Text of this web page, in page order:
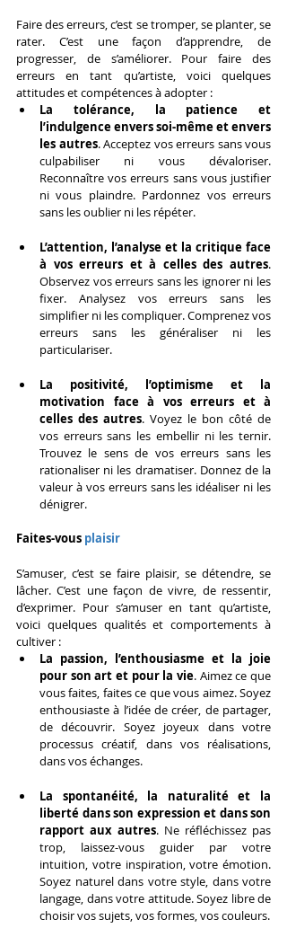
Faire des erreurs, c’est se tromper, se planter, se
rater. C’est une façon d’apprendre, de
progresser, de s’améliorer. Pour faire des
erreurs en tant qu’artiste, voici quelques
attitudes et compétences à adopter :
La tolérance, la patience et
l’indulgence envers soi-même et envers
les autres. Acceptez vos erreurs sans vous
culpabiliser ni vous dévaloriser.
Reconnaître vos erreurs sans vous justifier
ni vous plaindre. Pardonnez vos erreurs
sans les oublier ni les répéter.
L’attention, l’analyse et la critique face
à vos erreurs et à celles des autres.
Observez vos erreurs sans les ignorer ni les
fixer. Analysez vos erreurs sans les
simplifier ni les compliquer. Comprenez vos
erreurs sans les généraliser ni les
particulariser.
La positivité, l’optimisme et la
motivation face à vos erreurs et à
celles des autres. Voyez le bon côté de
vos erreurs sans les embellir ni les ternir.
Trouvez le sens de vos erreurs sans les
rationaliser ni les dramatiser. Donnez de la
valeur à vos erreurs sans les idéaliser ni les
dénigrer.
Faites-vous plaisir
S’amuser, c’est se faire plaisir, se détendre, se
lâcher. C’est une façon de vivre, de ressentir,
d’exprimer. Pour s’amuser en tant qu’artiste,
voici quelques qualités et comportements à
cultiver :
La passion, l’enthousiasme et la joie
pour son art et pour la vie. Aimez ce que
vous faites, faites ce que vous aimez. Soyez
enthousiaste à l’idée de créer, de partager,
de découvrir. Soyez joyeux dans votre
processus créatif, dans vos réalisations,
dans vos échanges.
La spontanéité, la naturalité et la
liberté dans son expression et dans son
rapport aux autres. Ne réfléchissez pas
trop, laissez-vous guider par votre
intuition, votre inspiration, votre émotion.
Soyez naturel dans votre style, dans votre
langage, dans votre attitude. Soyez libre de
choisir vos sujets, vos formes, vos couleurs.